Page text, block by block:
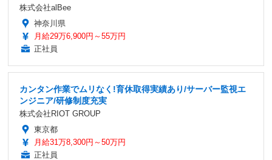
株式会社alBee
神奈川県
月給29万6,900円～55万円
正社員
カンタン作業でムリなく!育休取得実績あり/サーバー監視エ
ンジニア/研修制度充実
株式会社RIOT GROUP
東京都
月給31万8,300円～50万円
正社員